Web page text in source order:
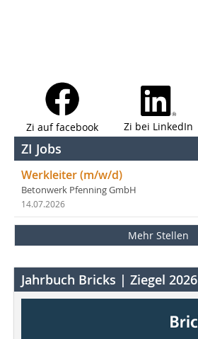
Zi auf facebook Zi bei LinkedIn
ZI Jobs
Werkleiter (m/w/d)
Betonwerk Pfenning GmbH
14.07.2026
Mehr Stellen
Jahrbuch Bricks | Ziegel 2026